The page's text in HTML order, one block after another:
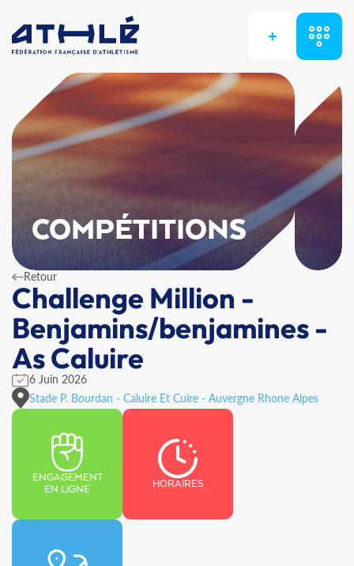
+
COMPÉTITIONS
Retour
Challenge Million -
Benjamins/benjamines -
As Caluire
6 Juin 2026
Stade P. Bourdan - Caluire Et Cuire - Auvergne Rhone Alpes
ENGAGEMENT
EN LIGNE
HORAIRES